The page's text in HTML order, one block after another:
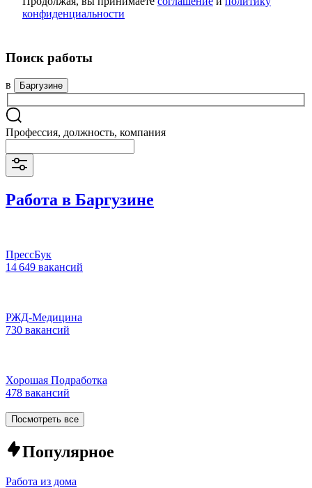
конфиденциальности
Поиск работы
в Баргузине
Профессия, должность, компания
Работа в Баргузине
ПрессБук
14 649 вакансий
РЖД-Медицина
730 вакансий
Хорошая Подработка
478 вакансий
Посмотреть все
Популярное
Работа из дома